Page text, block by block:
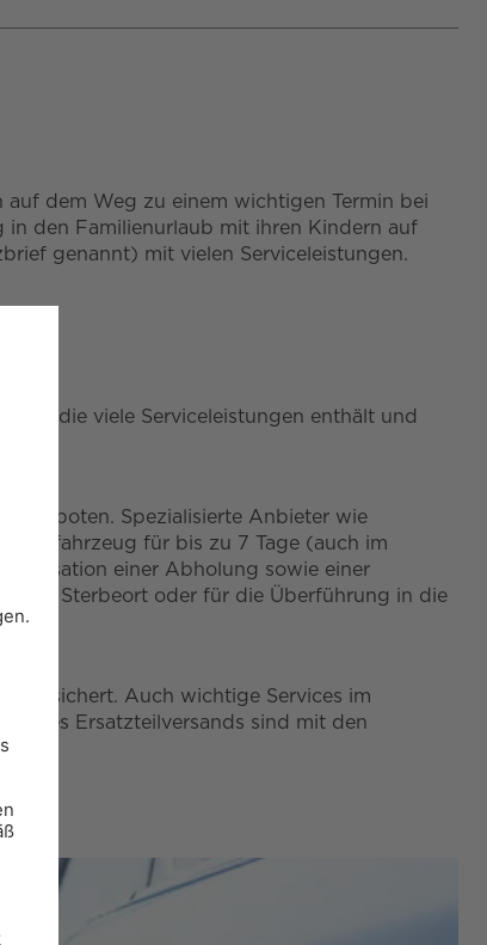
dem Weg zu einem wichtigen Termin bei
in den Familienurlaub mit ihren Kindern auf
genannt) mit vielen Serviceleistungen.
die viele Serviceleistungen enthält und
Spezialisierte Anbieter wie
für bis zu 7 Tage (auch im
einer Abholung sowie einer
am Sterbeort oder für die Überführung in die
Auch wichtige Services im
des Ersatzteilversands sind mit den